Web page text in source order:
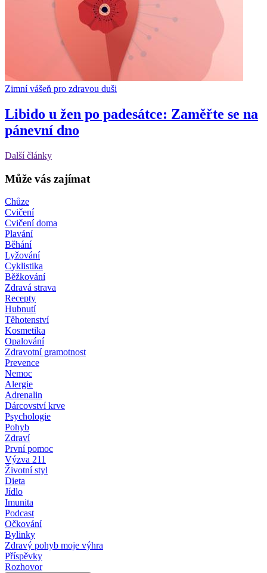
Zimní vášeň pro zdravou duši
Libido u žen po padesátce: Zaměřte se na
pánevní dno
Další články
Může vás zajímat
Chůze
Cvičení
Cvičení doma
Plavání
Běhání
Lyžování
Cyklistika
Běžkování
Zdravá strava
Recepty
Hubnutí
Těhotenství
Kosmetika
Opalování
Zdravotní gramotnost
Prevence
Nemoc
Alergie
Adrenalin
Dárcovství krve
Psychologie
Pohyb
Zdraví
První pomoc
Výzva 211
Životní styl
Dieta
Jídlo
Imunita
Podcast
Očkování
Bylinky
Zdravý pohyb moje výhra
Příspěvky
Rozhovor